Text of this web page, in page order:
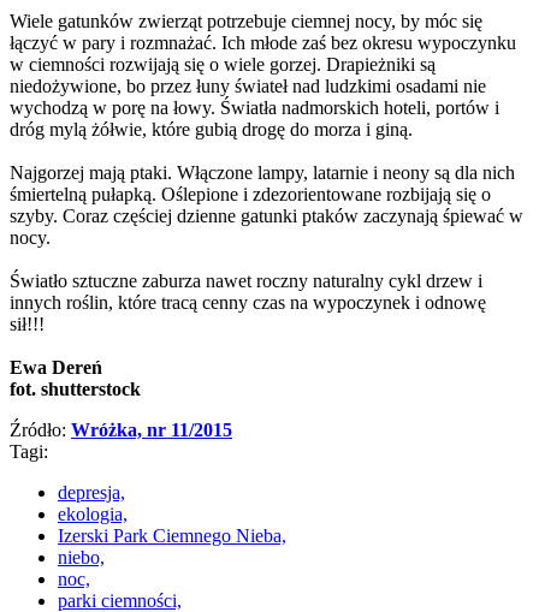
Wiele gatunków zwierząt potrzebuje ciemnej nocy, by móc się
łączyć w pary i rozmnażać. Ich młode zaś bez okresu wypoczynku
w ciemności rozwijają się o wiele gorzej. Drapieżniki są
niedożywione, bo przez łuny świateł nad ludzkimi osadami nie
wychodzą w porę na łowy. Światła nadmorskich hoteli, portów i
dróg mylą żółwie, które gubią drogę do morza i giną.
Najgorzej mają ptaki. Włączone lampy, latarnie i neony są dla nich
śmiertelną pułapką. Oślepione i zdezorientowane rozbijają się o
szyby. Coraz częściej dzienne gatunki ptaków zaczynają śpiewać w
nocy.
Światło sztuczne zaburza nawet roczny naturalny cykl drzew i
innych roślin, które tracą cenny czas na wypoczynek i odnowę
sił!!!
Ewa Dereń
fot. shutterstock
Źródło: Wróżka, nr 11/2015
Tagi:
depresja,
ekologia,
Izerski Park Ciemnego Nieba,
niebo,
noc,
parki ciemności,